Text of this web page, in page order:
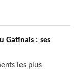
Gatinais : ses
les plus